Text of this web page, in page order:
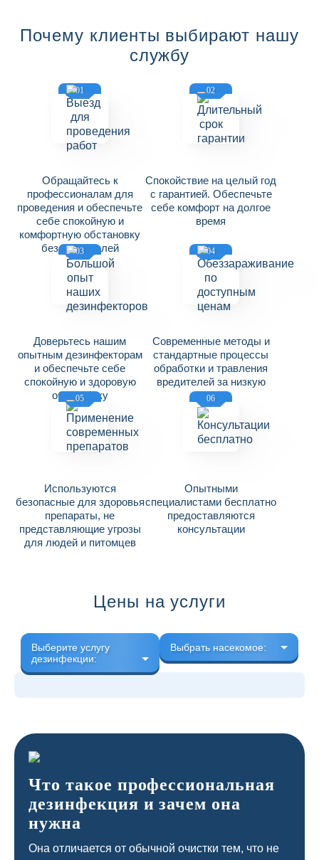
Почему клиенты выбирают нашу
службу
01
Обращайтесь к
профессионалам для
проведения и обеспечьте
себе спокойную и
комфортную обстановку
без вредителей
02
Спокойствие на целый год
с гарантией. Обеспечьте
себе комфорт на долгое
время
03
Доверьтесь нашим
опытным дезинфекторам
и обеспечьте себе
спокойную и здоровую
обстановку
04
Современные методы и
стандартные процессы
обработки и травления
вредителей за низкую
цену
05
Используются
безопасные для здоровья
препараты, не
представляющие угрозы
для людей и питомцев
06
Опытными
специалистами бесплатно
предоставляются
консультации
Цены на услуги
Выберите услугу
дезинфекции:
Выбрать насекомое:
Что такое профессиональная
дезинфекция и зачем она
нужна
Она отличается от обычной очистки тем, что не